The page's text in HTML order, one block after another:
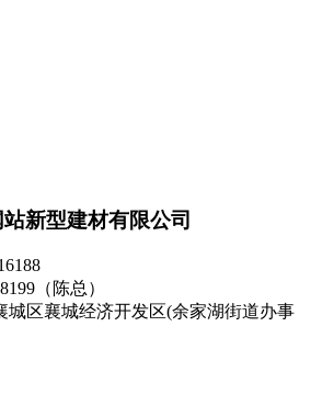
新型建材有限公司
（陈总）
区襄城经济开发区(余家湖街道办事